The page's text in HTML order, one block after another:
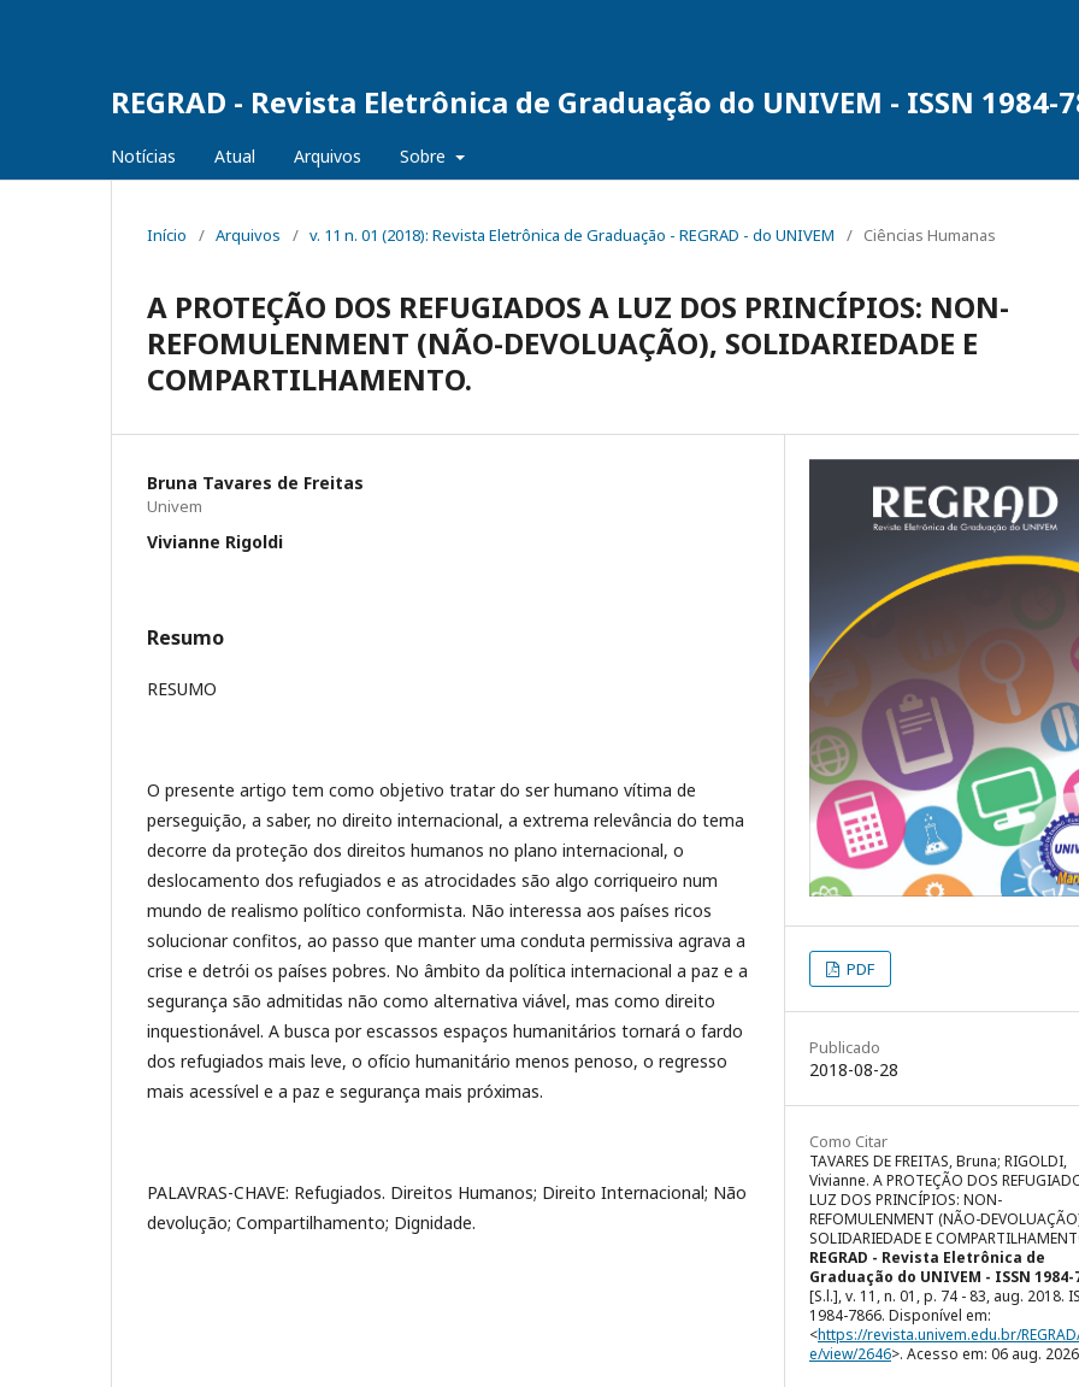
REGRAD - Revista Eletrônica de Graduação do UNIVEM - ISSN 1984-
Notícias Atual Arquivos Sobre
Início / Arquivos / v. 11 n. 01 (2018): Revista Eletrônica de Graduação - REGRAD - do UNIVEM / Ciências Humanas
A PROTEÇÃO DOS REFUGIADOS A LUZ DOS PRINCÍPIOS: NON-
REFOMULENMENT (NÃO-DEVOLUAÇÃO), SOLIDARIEDADE E
COMPARTILHAMENTO.
Bruna Tavares de Freitas
Univem
Vivianne Rigoldi
Resumo
RESUMO
O presente artigo tem como objetivo tratar do ser humano vítima de
perseguição, a saber, no direito internacional, a extrema relevância do tema
decorre da proteção dos direitos humanos no plano internacional, o
deslocamento dos refugiados e as atrocidades são algo corriqueiro num
mundo de realismo político conformista. Não interessa aos países ricos
solucionar confitos, ao passo que manter uma conduta permissiva agrava a
crise e detrói os países pobres. No âmbito da política internacional a paz e a
segurança são admitidas não como alternativa viável, mas como direito
inquestionável. A busca por escassos espaços humanitários tornará o fardo
dos refugiados mais leve, o ofício humanitário menos penoso, o regresso
mais acessível e a paz e segurança mais próximas.
PALAVRAS-CHAVE: Refugiados. Direitos Humanos; Direito Internacional; Não
devolução; Compartilhamento; Dignidade.
PDF
Publicado
2018-08-28
Como Citar
TAVARES DE FREITAS, Bruna; RIGOLDI,
Vivianne. A PROTEÇÃO DOS
LUZ DOS PRINCÍPIOS: NON-
REFOMULENMENT (NÃO-
SOLIDARIEDADE E
REGRAD - Revista Eletrônica de
Graduação do UNIVEM - ISSN 1984-
[S.l.], v. 11, n. 01, p. 74 - 83, aug. 2018.
1984-7866. Disponível em:
<https://revista.univem.edu.br/
e/view/2646>. Acesso em: 06 aug.